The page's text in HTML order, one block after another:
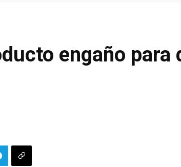
engaño para